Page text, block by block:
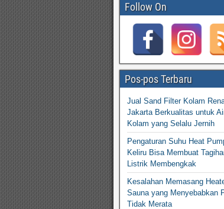
Follow On
Pos-pos Terbaru
Jual Sand Filter Kolam
Jakarta Berkualitas untuk
Kolam yang Selalu Jernih
Pengaturan Suhu Heat
Keliru Bisa Membuat
Listrik Membengkak
Kesalahan Memasang
Sauna yang Menyebabkan
Tidak Merata